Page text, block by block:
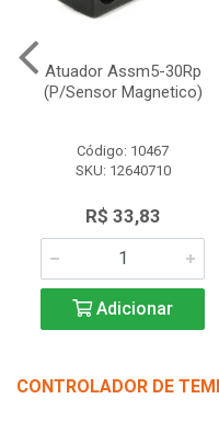
Atuador Assm5-30Rp
(P/Sensor Magnetico)
Código: 10467
SKU: 12640710
R$ 33,83
Adicionar
CONTROLADOR DE